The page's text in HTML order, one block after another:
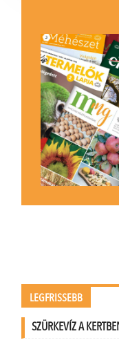
LEGFRISSEBB
SZÜRKEVÍZ A